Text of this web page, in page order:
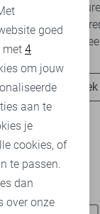
zachte
Romance
het
goed
met 4
om jouw
aan te
je
cookies, of
te passen.
dan
over onze